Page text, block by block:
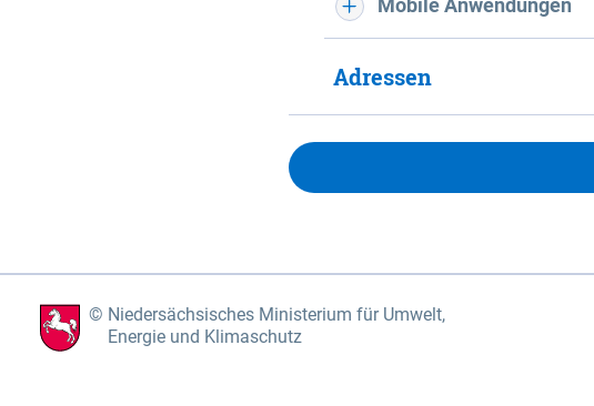
Mobile Anwendungen
Adressen
Niedersächsisches Ministerium für Umwelt,
Energie und Klimaschutz